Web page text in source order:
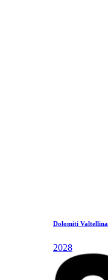
Dolomiti
2028